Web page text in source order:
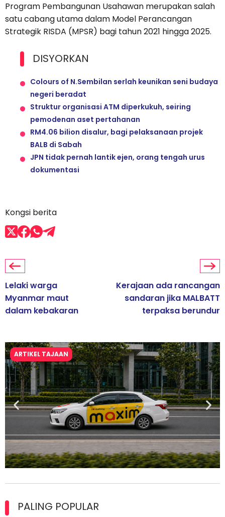
Program Pembangunan Usahawan merupakan salah
satu cabang utama dalam Model Perancangan
Strategik RISDA (MPSR) bagi tahun 2021 hingga 2025.
DISYORKAN
Colours of N.Sembilan serlah keunikan seni budaya
negeri beradat
Struktur organisasi ATM diperkukuh, seiring
pemodenan aset pertahanan
RM4.06 bilion disalur, bagi pelaksanaan projek
BALB di Sabah
JPN tidak pernah lantik ejen, orang tengah urus
dokumentasi
Kongsi berita
Lelaki warga
Myanmar maut
dalam kebakaran
Kerajaan ada rancangan
sandaran jika MALBATT
terpaksa berundur
ARTIKEL TAJAAN
lesen separuh pertama 2026
PALING POPULAR